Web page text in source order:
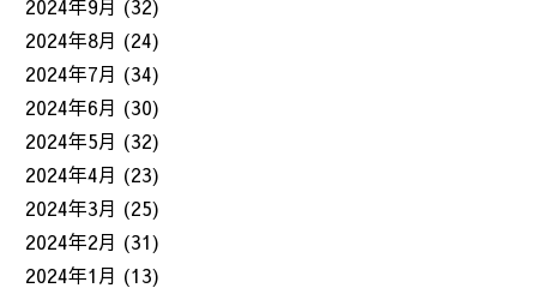
2024年9月 (32)
2024年8月 (24)
2024年7月 (34)
2024年6月 (30)
2024年5月 (32)
2024年4月 (23)
2024年3月 (25)
2024年2月 (31)
2024年1月 (13)